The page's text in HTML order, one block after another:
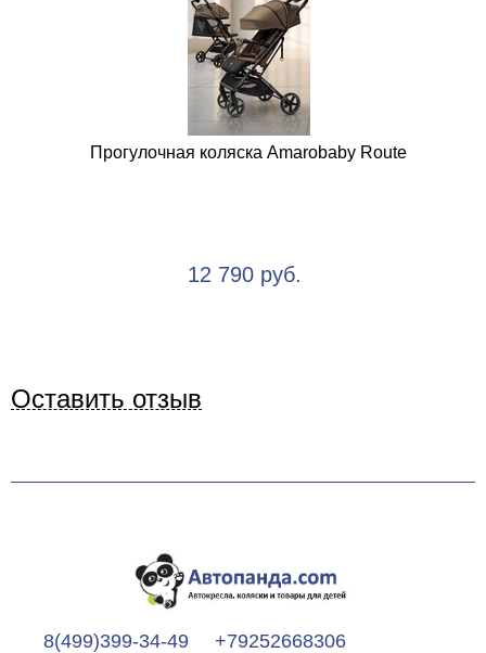
Прогулочная коляска Amarobaby Route
12 790 руб.
Оставить отзыв
8(499)399-34-49 +79252668306